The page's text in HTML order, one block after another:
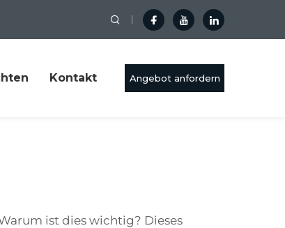
Kontakt Angebot anfordern
ist dies wichtig? Dieses